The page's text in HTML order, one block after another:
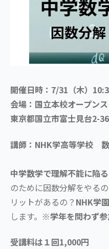
開催日時：7/31（木）
会場：国立本校オープン
東京都国立市富士見台2-
講師：NHK学高等学校
中学数学で理解不能に陥
のために因数分解をやる
リットがあるの？ NHK学
します。 ※学年を問わず参
受講料は１回1,000円